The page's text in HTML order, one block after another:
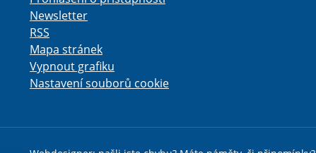
Newsletter
RSS
Mapa stránek
Vypnout grafiku
Nastavení souborů cookie